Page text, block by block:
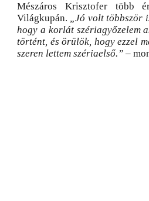
Mészáros Krisztofer több
Világkupán. „Jó volt többször
hogy a korlát szériagyőzelem
történt, és örülök, hogy ezzel
szeren lettem szériaelső.” –